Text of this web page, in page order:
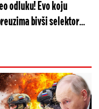
odluku! Evo koju
bivši selektor